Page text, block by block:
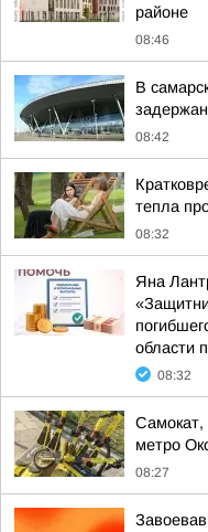
районе
08:46
В
08:42
тепла
08:32
Яна
области
08:32
Самокат,
метро
08:27